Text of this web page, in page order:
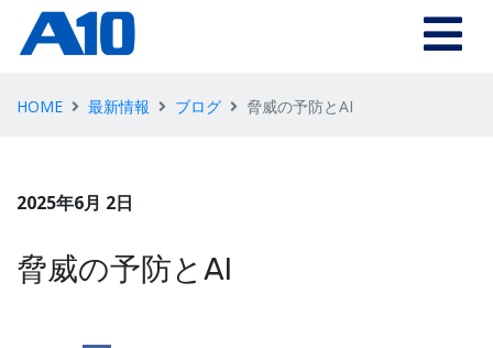
HOME 最新情報 ブログ 脅威の予防とAI
2025年6月 2日
脅威の予防とAI